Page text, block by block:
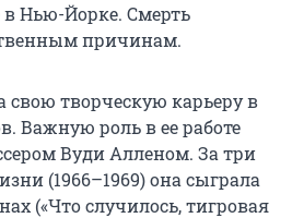
Нью-Йорке. Смерть
причинам.
свою творческую карьеру в
Важную роль в ее работе
Вуди Алленом. За три
(1966–1969) она сыграла
(«Что случилось, тигровая